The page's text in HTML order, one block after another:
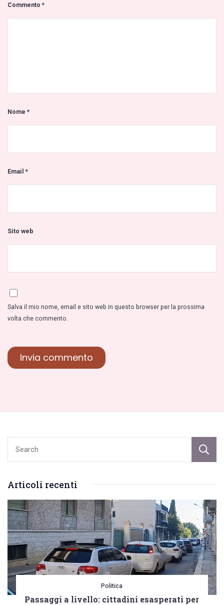
Commento*
Nome*
Email*
Sito web
Salva il mio nome, email e sito web in questo browser per la prossima
volta che commento.
Articoli recenti
Politica
Passaggi a livello: cittadini esasperati per